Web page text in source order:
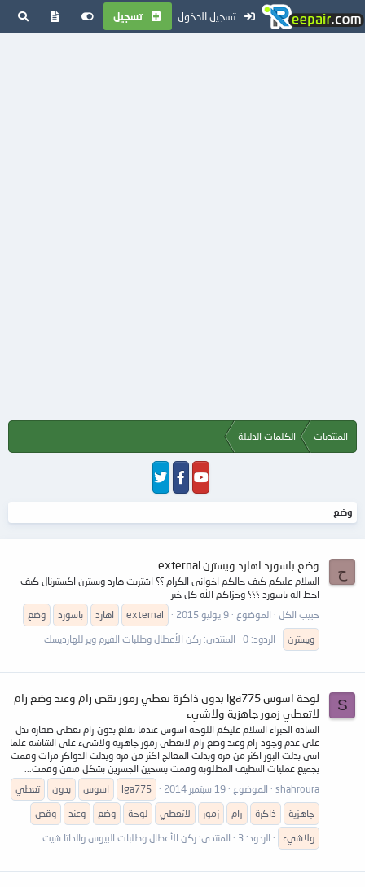
تسجيل الدخول تسجيل
المنتديات الكلمات الدليلة
وضع
ح وضع باسورد اهارد ويسترن external
السلام عليكم كيف حالكم اخوانى الكرام ؟؟ اشتريت هارد ويسترن اكستيرنال كيف
احط اله باسورد ؟؟؟ وجزاكم الله كل خير
حبيب الكل
الموضوع 9 يوليو 2015 external اهارد باسورد
وضع
ويسترن
الردود: 0 المنتدى: ركن الأعطال وطلبات الفيرم وير للهارديسك
S
لوحة اسوس lga775 بدون ذاكرة تعطي زمور نقص رام وعند وضع رام
لاتعطي زمور جاهزية ولاشيء
السادة الخبراء السلام عليكم اللوحة اسوس عندما تقلع بدون رام تعطي صفارة تدل
على عدم وجود رام وعند وضع رام لاتعطي زمور جاهزية ولاشيء على الشاشة علما
انني بدلت البور اكثر من مرة وبدلت المعالج اكثر من مرة وبدلت الذواكر مرات وقمت
بجميع عمليات التنظيف المطلوبة وقمت بتسخين الجسرين بشكل متقن وقمت...
shahroura
الموضوع 19 سبتمبر 2014 lga775 اسوس بدون
تعطي
جاهزية
ذاكرة رام زمور لاتعطي لوحة وضع وعند
وقص
ولاشيء
الردود: 3 المنتدى: ركن الأعطال وطلبات البيوس والداتا شيت